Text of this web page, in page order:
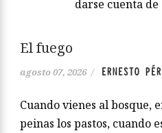
darse cuenta de
El fuego
agosto 07, 2026 / ERNESTO
Cuando vienes al bosque,
peinas los pastos, cuando